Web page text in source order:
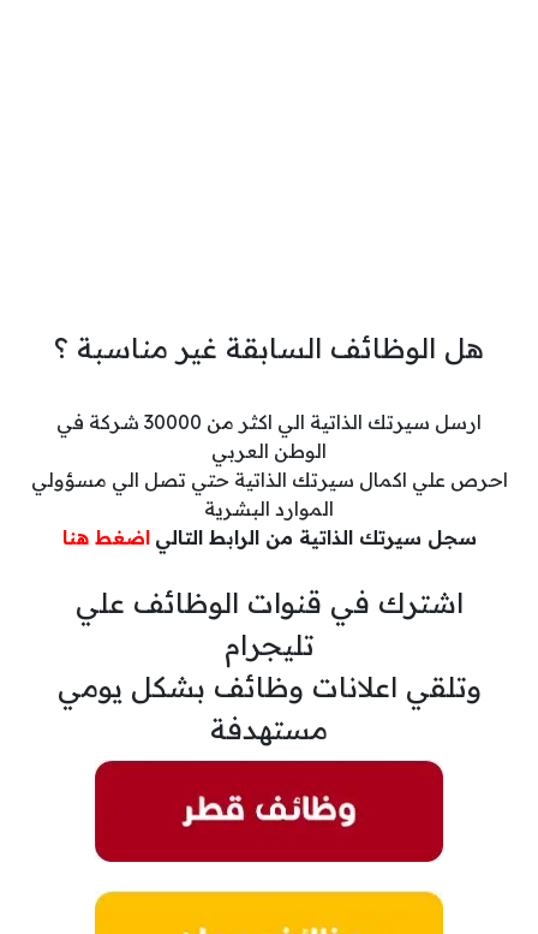
هل الوظائف السابقة غير مناسبة ؟
ارسل سيرتك الذاتية الي اكثر من 30000 شركة في
الوطن العربي
احرص علي اكمال سيرتك الذاتية حتي تصل الي مسؤولي
الموارد البشرية
سجل سيرتك الذاتية من الرابط التالي اضغط هنا
اشترك في قنوات الوظائف علي
تليجرام
وتلقي اعلانات وظائف بشكل يومي
مستهدفة